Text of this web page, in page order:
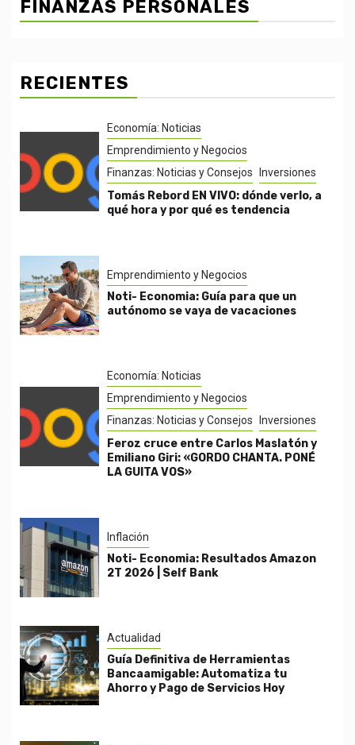
FINANZAS PERSONALES
RECIENTES
Economía: Noticias
Emprendimiento y Negocios
Finanzas: Noticias y Consejos
Inversiones
Tomás Rebord EN VIVO: dónde verlo, a
qué hora y por qué es tendencia
Emprendimiento y Negocios
Noti- Economia: Guía para que un
autónomo se vaya de vacaciones
Economía: Noticias
Emprendimiento y Negocios
Finanzas: Noticias y Consejos
Inversiones
Feroz cruce entre Carlos Maslatón y
Emiliano Giri: «GORDO CHANTA. PONÉ
LA GUITA VOS»
Inflación
Noti- Economia: Resultados Amazon
2T 2026 | Self Bank
Actualidad
Guía Definitiva de Herramientas
Bancaamigable: Automatiza tu
Ahorro y Pago de Servicios Hoy